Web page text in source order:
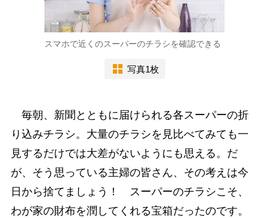
スマホで近くのスーパーのチラシを確認できる
写真1枚
毎朝、新聞とともに届けられる各スーパーの折
り込みチラシ。大量のチラシを見比べてみても一
見するだけでは大差がないようにも思える。だ
が、そう思っている主婦の皆さん、その考えは今
日から捨てましょう！ スーパーのチラシこそ、
わが家の財布を潤してくれる宝箱だったのです。